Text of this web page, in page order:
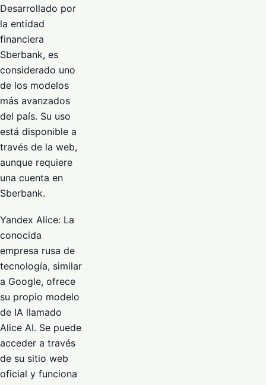
Desarrollado por
la entidad
financiera
Sberbank, es
considerado uno
de los modelos
más avanzados
del país. Su uso
está disponible a
través de la web,
aunque requiere
una cuenta en
Sberbank.
Yandex Alice: La
conocida
empresa rusa de
tecnología, similar
a Google, ofrece
su propio modelo
de IA llamado
Alice AI. Se puede
acceder a través
de su sitio web
oficial y funciona